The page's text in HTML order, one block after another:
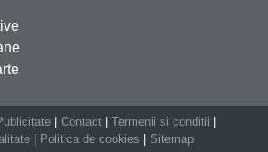
| Contact | Termenii si conditii |
| Politica de cookies | Sitemap